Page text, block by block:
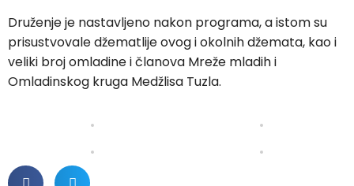
Druženje je nastavljeno nakon programa, a istom su
prisustvovale džematlije ovog i okolnih džemata, kao i
veliki broj omladine i članova Mreže mladih i
Omladinskog kruga Medžlisa Tuzla.